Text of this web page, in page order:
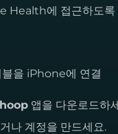
Health에 접근하도록
을 iPhone에 연결
앱을 다운로드하
나 계정을 만드세요.